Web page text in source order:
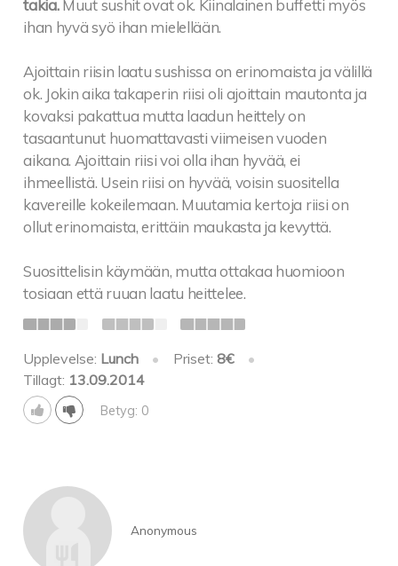
takia. Muut sushit ovat ok. Kiinalainen buffetti myös
ihan hyvä syö ihan mielellään.
Ajoittain riisin laatu sushissa on erinomaista ja välillä
ok. Jokin aika takaperin riisi oli ajoittain mautonta ja
kovaksi pakattua mutta laadun heittely on
tasaantunut huomattavasti viimeisen vuoden
aikana. Ajoittain riisi voi olla ihan hyvää, ei
ihmeellistä. Usein riisi on hyvää, voisin suositella
kavereille kokeilemaan. Muutamia kertoja riisi on
ollut erinomaista, erittäin maukasta ja kevyttä.
Suosittelisin käymään, mutta ottakaa huomioon
tosiaan että ruuan laatu heittelee.
Upplevelse: Lunch • Priset: 8€
•
Tillagt: 13.09.2014
Betyg: 0
Anonymous